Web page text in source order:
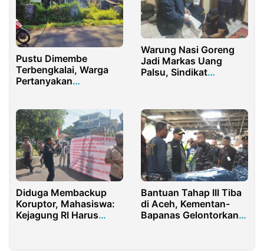
Pustu Dimembe
Terbengkalai, Warga
Pertanyakan
Warung Nasi Goreng
Jadi Markas Uang
Palsu, Sindikat
Diduga Membackup
Koruptor, Mahasiswa:
Kejagung RI Harus
Bantuan Tahap III Tiba
di Aceh, Kementan-
Bapanas Gelontorkan